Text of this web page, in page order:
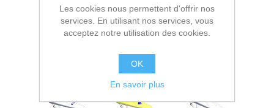
Les cookies nous permettent d'offrir nos
services. En utilisant nos services, vous
acceptez notre utilisation des cookies.
OK
En savoir plus